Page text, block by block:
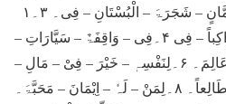
۱۔الدِّیْنِ- اِکْرَاہَ -فِی۔ ۲۔رُمَّانٍ – شَجَرَۃَ – الْبُسْتَانِ – فِی۔ ۳۔
فَرَساً – الطَّرِیْقِ – رَاکِباً – فِی ۴۔فِی – وَاقِفَۃٌ – سَیَّارَاتِ –
الْمُوْقِفِ۔ ۵۔مَوْجُوْدٌ – عَالِمَ۔ ۶۔لِنَفْسِہٖ – خَیْرَ – فِیْ – مَالِ –
الْبَخِیْلِ۔ ۷۔مَوْجُوْدٌ – جَبَلاً – طَالِعاً۔ ۸۔لِمَنْ – لَہٗ – اِیْمَانَ – مَحَبَّۃَ۔